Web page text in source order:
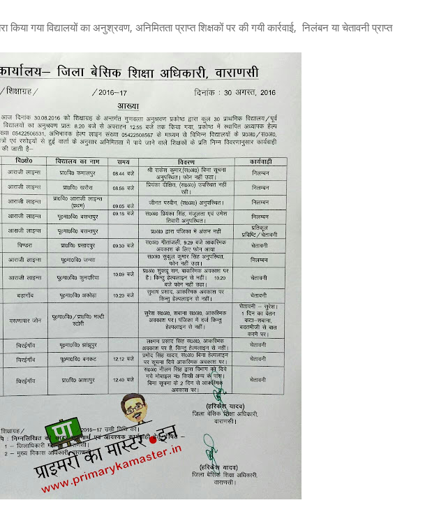
किया गया विद्यालयों का अनुश्रवण, अनिमितता प्राप्त शिक्षकों पर की गयी कार्रवाई, निलंबन या चेतावनी प्राप्त